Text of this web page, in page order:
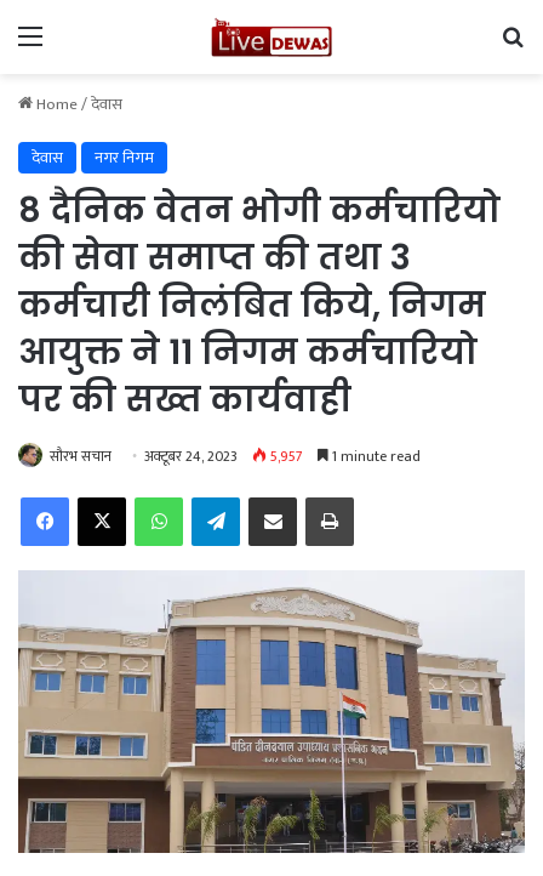
Home/देवास
देवास
नगर निगम
8 दैनिक वेतन भोगी कर्मचारियो
की सेवा समाप्त की तथा 3
कर्मचारी निलंबित किये, निगम
आयुक्त ने 11 निगम कर्मचारियो
पर की सख्त कार्यवाही
सौरभ सचान अक्टूबर 24, 2023 5,957 1 minute read
Telegram